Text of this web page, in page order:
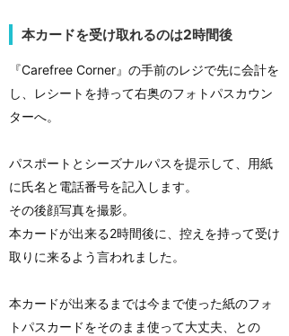
本カードを受け取れるのは2時間後
『Carefree Corner』の手前のレジで先に会計を
し、レシートを持って右奥のフォトパスカウン
ターへ。
パスポートとシーズナルパスを提示して、用紙
に氏名と電話番号を記入します。
その後顔写真を撮影。
本カードが出来る2時間後に、控えを持って受け
取りに来るよう言われました。
本カードが出来るまでは今まで使った紙のフォ
トパスカードをそのまま使って大丈夫、との